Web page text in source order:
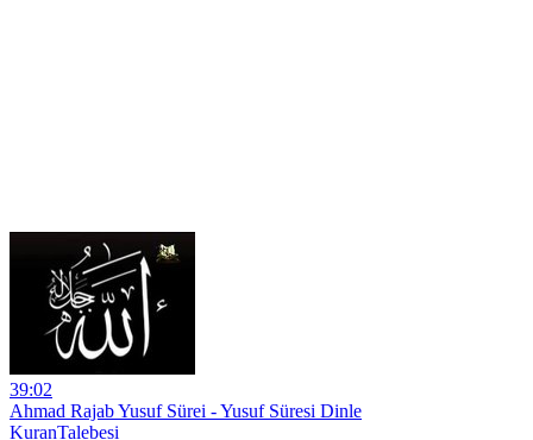
39:02
Ahmad Rajab Yusuf Sürei - Yusuf Süresi Dinle
KuranTalebesi